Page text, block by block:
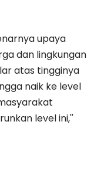
upaya
dan lingkungan
atas tingginya
naik ke level
level ini,''